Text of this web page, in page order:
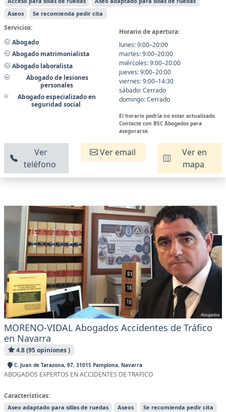
Aseos
Se recomienda pedir cita
Servicios:
Abogado
Abogado matrimonialista
Abogado laboralista
Abogado de lesiones
personales
Abogado especializado en
seguridad social
Horario de apertura:
lunes: 9:00–20:00
martes: 9:00–20:00
miércoles: 9:00–20:00
jueves: 9:00–20:00
viernes: 9:00–14:30
sábado: Cerrado
domingo: Cerrado
El horario podría no estar actualizado.
Contacte con BSC Abogados para
asegurarse.
Ver
teléfono
Ver email
Ver en
mapa
MORENO-VIDAL Abogados Accidentes de Tráfico
en Navarra
4.8 (95 opiniones )
C. Juan de Tarazona, 97, 31015 Pamplona, Navarra
ABOGADOS EXPERTOS EN ACCIDENTES DE TRAFICO
Características:
Aseo adaptado para sillas de ruedas Aseos Se recomienda pedir cita